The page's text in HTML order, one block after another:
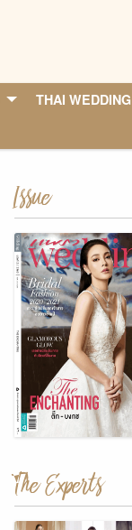
THAI WEDDING
Issue
The Experts